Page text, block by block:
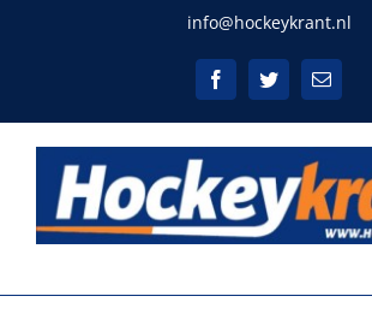
info@hockeykrant.nl
FacebookTwitterE-
mail